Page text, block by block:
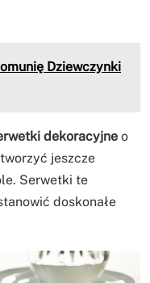
Dziewczynki
dekoracyjne o
jeszcze
Serwetki te
doskonałe